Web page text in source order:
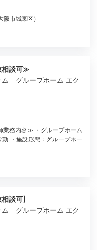
市城東区）
談可≫
グループホーム エク
務内容≫ ・グループホーム
・施設形態：グループホー
談可】
グループホーム エク